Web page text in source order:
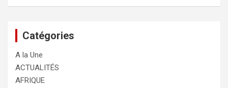
Catégories
A la Une
ACTUALITÉS
AFRIQUE